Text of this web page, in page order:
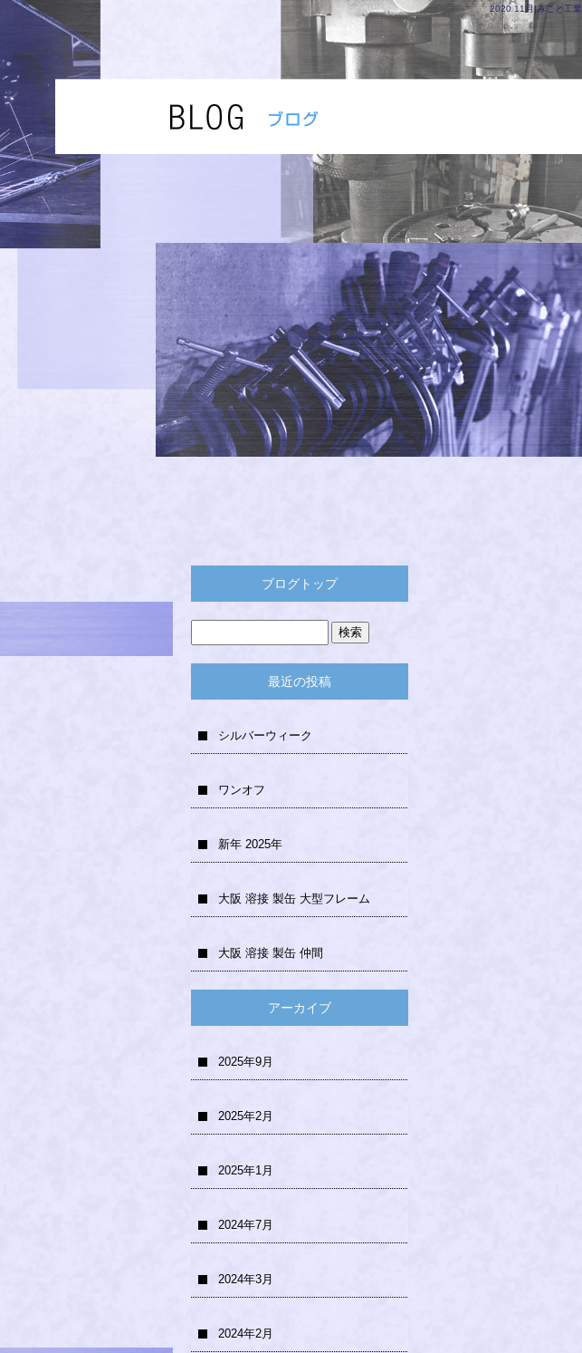
2020 11月|みこと工業
ブログトップ
最近の投稿
シルバーウィーク
ワンオフ
新年 2025年
大阪 溶接 製缶 大型フレーム
大阪 溶接 製缶 仲間
アーカイブ
2025年9月
2025年2月
2025年1月
2024年7月
2024年3月
2024年2月